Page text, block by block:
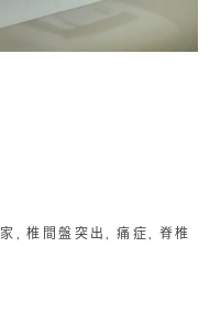
,椎間盤突出,痛症, 脊椎